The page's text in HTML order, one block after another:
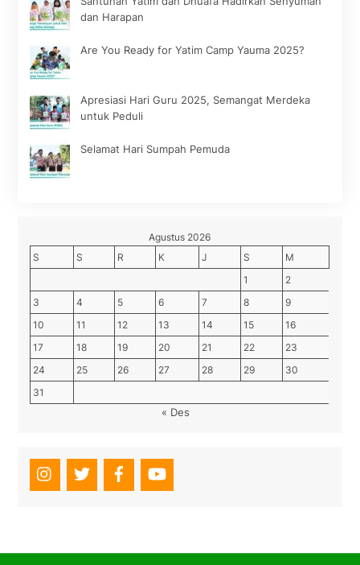
dan Harapan
Are You Ready for Yatim Camp Yauma 2025?
Apresiasi Hari Guru 2025, Semangat Merdeka
untuk Peduli
Selamat Hari Sumpah Pemuda
Agustus 2026
S
S R K J S
M
1
2
3
4 5 6 7 8
9
10
11 12 13 14 15
16
17
18 19 20 21 22
23
24
25 26 27 28 29
30
31
« Des